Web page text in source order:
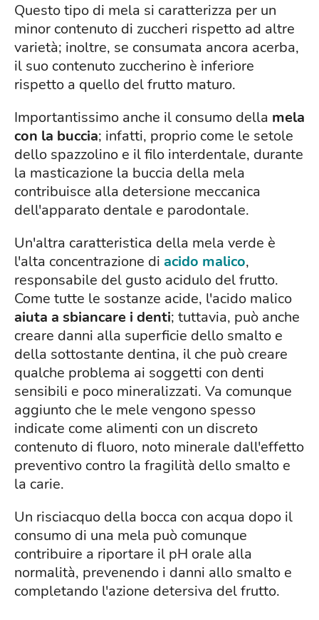
Questo tipo di mela si caratterizza per un
minor contenuto di zuccheri rispetto ad altre
varietà; inoltre, se consumata ancora acerba,
il suo contenuto zuccherino è inferiore
rispetto a quello del frutto maturo.
Importantissimo anche il consumo della mela
con la buccia; infatti, proprio come le setole
dello spazzolino e il filo interdentale, durante
la masticazione la buccia della mela
contribuisce alla detersione meccanica
dell'apparato dentale e parodontale.
Un'altra caratteristica della mela verde è
l'alta concentrazione di acido malico,
responsabile del gusto acidulo del frutto.
Come tutte le sostanze acide, l'acido malico
aiuta a sbiancare i denti; tuttavia, può anche
creare danni alla superficie dello smalto e
della sottostante dentina, il che può creare
qualche problema ai soggetti con denti
sensibili e poco mineralizzati. Va comunque
aggiunto che le mele vengono spesso
indicate come alimenti con un discreto
contenuto di fluoro, noto minerale dall'effetto
preventivo contro la fragilità dello smalto e
la carie.
Un risciacquo della bocca con acqua dopo il
consumo di una mela può comunque
contribuire a riportare il pH orale alla
normalità, prevenendo i danni allo smalto e
completando l'azione detersiva del frutto.